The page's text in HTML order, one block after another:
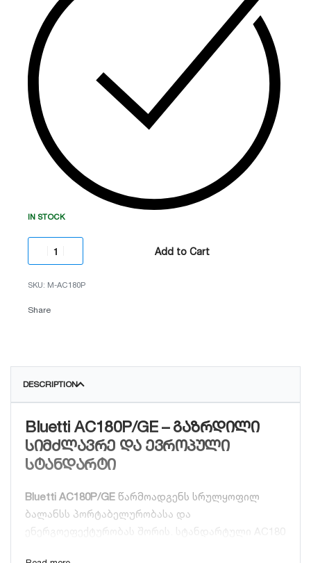
სიმძლავრე: 1800W (პიკური 2700W).
ევროპული სტანდარტის (GE/EU)
როზეტები.
ბატარეის ტიპი: LiFePO4 (3,500+ ციკლი 80%-
UPS ფუნქცია:
IN STOCK
Add to Cart
M-AC180P
Share
DESCRIPTION
Bluetti AC180P/GE – გაზრდილი
სიმძლავრე და ევროპული
სტანდარტი
Bluetti AC180P/GE წარმოადგენს სრულყოფილ
ბალანსს პორტაბელურობასა და
ენერგოეფექტურობას შორის. სტანდარტული AC180